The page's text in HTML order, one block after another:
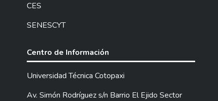
CES
SENESCYT
Centro de Información
Universidad Técnica Cotopaxi
Av. Simón Rodríguez s/n Barrio El Ejido Sector